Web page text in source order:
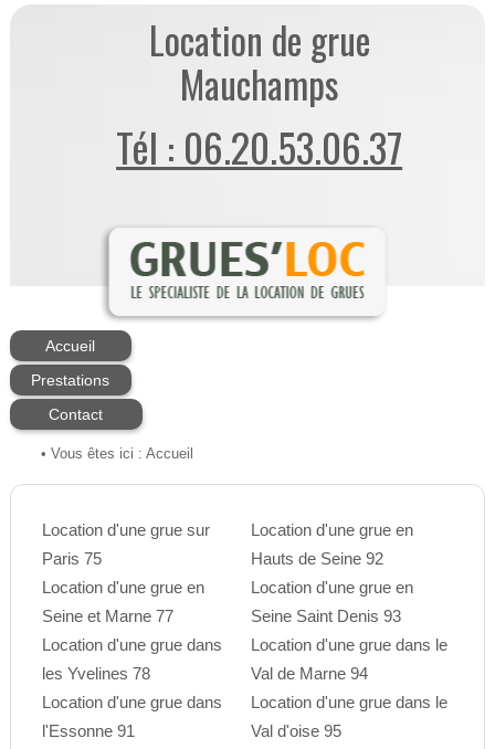
Location de grue
Mauchamps
Tél : 06.20.53.06.37
Accueil
Prestations
Contact
• Vous êtes ici : Accueil
Location d'une grue sur
Paris 75
Location d'une grue en
Seine et Marne 77
Location d'une grue dans
les Yvelines 78
Location d'une grue dans
l'Essonne 91
Location d'une grue en
Hauts de Seine 92
Location d'une grue en
Seine Saint Denis 93
Location d'une grue dans le
Val de Marne 94
Location d'une grue dans le
Val d'oise 95